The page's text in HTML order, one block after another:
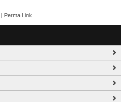
| Perma Link